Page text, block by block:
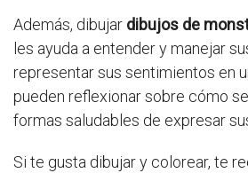
Además, dibujar dibujos de
les ayuda a entender y manejar
representar sus sentimientos en
pueden reflexionar sobre cómo
formas saludables de expresar
Si te gusta dibujar y colorear, te